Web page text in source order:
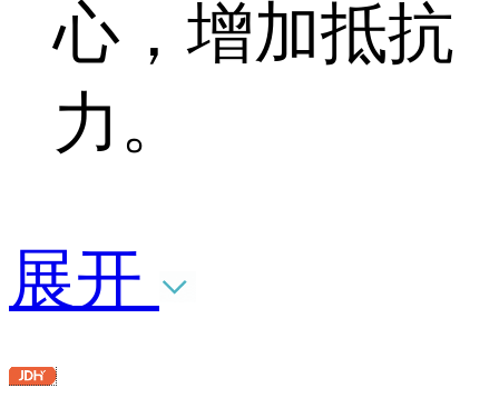
心，增加抵抗
力。
展开